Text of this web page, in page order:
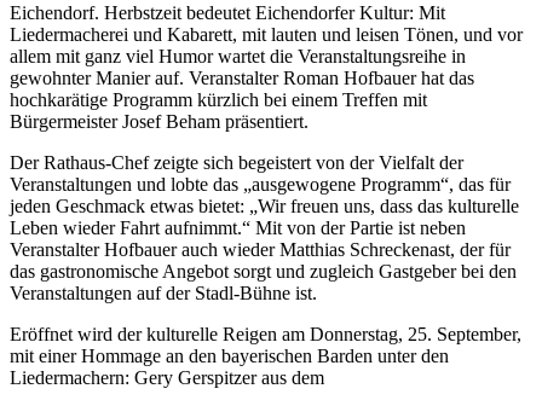
Eichendorf. Herbstzeit bedeutet Eichendorfer Kultur: Mit
Liedermacherei und Kabarett, mit lauten und leisen Tönen, und vor
allem mit ganz viel Humor wartet die Veranstaltungsreihe in
gewohnter Manier auf. Veranstalter Roman Hofbauer hat das
hochkarätige Programm kürzlich bei einem Treffen mit
Bürgermeister Josef Beham präsentiert.
Der Rathaus-Chef zeigte sich begeistert von der Vielfalt der
Veranstaltungen und lobte das „ausgewogene Programm“, das für
jeden Geschmack etwas bietet: „Wir freuen uns, dass das kulturelle
Leben wieder Fahrt aufnimmt.“ Mit von der Partie ist neben
Veranstalter Hofbauer auch wieder Matthias Schreckenast, der für
das gastronomische Angebot sorgt und zugleich Gastgeber bei den
Veranstaltungen auf der Stadl-Bühne ist.
Eröffnet wird der kulturelle Reigen am Donnerstag, 25. September,
mit einer Hommage an den bayerischen Barden unter den
Liedermachern: Gery Gerspitzer aus dem